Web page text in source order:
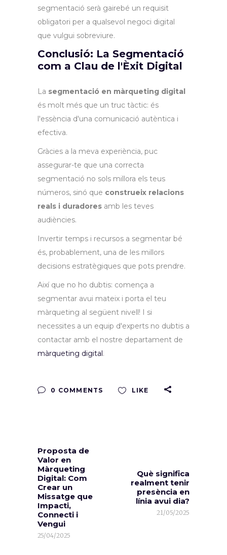
segmentació serà gairebé un requisit
obligatori per a qualsevol negoci digital
que vulgui sobreviure.
Conclusió: La Segmentació
com a Clau de l'Èxit Digital
La segmentació en màrqueting digital
és molt més que un truc tàctic: és
l'essència d'una comunicació autèntica i
efectiva.
Gràcies a la meva experiència, puc
assegurar-te que una correcta
segmentació no sols millora els teus
números, sinó que construeix relacions
reals i duradores amb les teves
audiències.
Invertir temps i recursos a segmentar bé
és, probablement, una de les millors
decisions estratègiques que pots prendre.
Així que no ho dubtis: comença a
segmentar avui mateix i porta el teu
màrqueting al següent nivell! I si
necessites a un equip d'experts no dubtis a
contactar amb el nostre departament de
màrqueting digital.
0 COMMENTS LIKE
Proposta de
Valor en
Màrqueting
Digital: Com
Crear un
Missatge que
Impacti,
Connecti i
Vengui
25/04/2025
Què significa
realment tenir
presència en
línia avui dia?
21/05/2025